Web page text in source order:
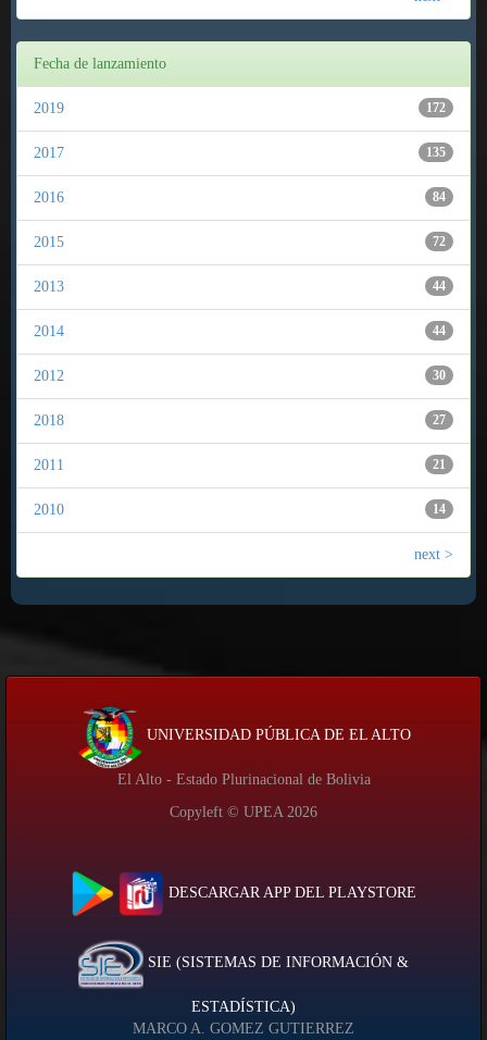
Fecha de lanzamiento
172
2019
135
2017
84
2016
72
2015
44
2013
44
2014
30
2012
27
2018
21
2011
14
2010
next >
UNIVERSIDAD PÚBLICA DE EL ALTO
El Alto - Estado Plurinacional de Bolivia
Copyleft © UPEA 2026
DESCARGAR APP DEL PLAYSTORE
SIE (SISTEMAS DE INFORMACIÓN &
ESTADÍSTICA)
MARCO A. GOMEZ GUTIERREZ